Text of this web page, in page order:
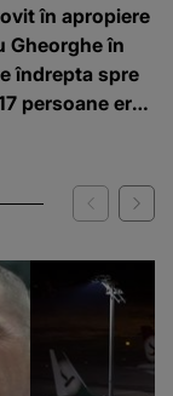
în apropiere
Gheorghe în
îndrepta spre
persoane erau